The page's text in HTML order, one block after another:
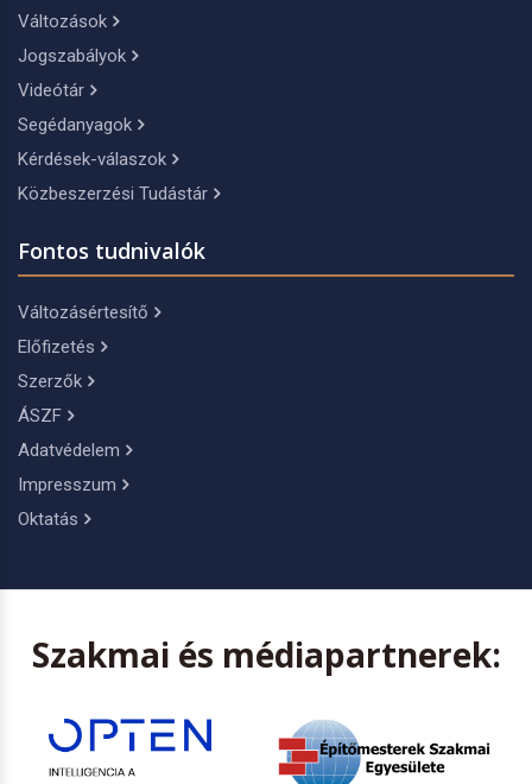
Változások
Jogszabályok
Videótár
Segédanyagok
Kérdések-válaszok
Közbeszerzési Tudástár
Fontos tudnivalók
Változásértesítő
Előfizetés
Szerzők
ÁSZF
Adatvédelem
Impresszum
Oktatás
Szakmai és médiapartnerek: